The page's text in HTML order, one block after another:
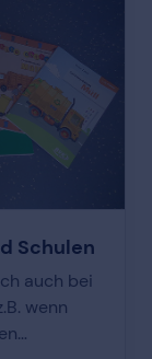
Schulen
auch bei
wenn